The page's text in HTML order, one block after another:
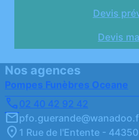
Devis
Devis
Nos agences
Pompes Funèbres Oceane
02 40 42 92 42
1 Rue de l'Entente -